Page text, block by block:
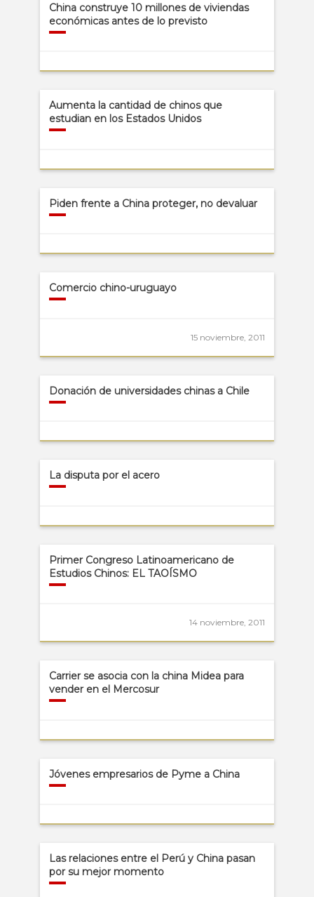
China construye 10 millones de viviendas
económicas antes de lo previsto
Aumenta la cantidad de chinos que
estudian en los Estados Unidos
Piden frente a China proteger, no devaluar
Comercio chino-uruguayo
15 noviembre, 2011
Donación de universidades chinas a Chile
La disputa por el acero
Primer Congreso Latinoamericano de
Estudios Chinos: EL TAOÍSMO
14 noviembre, 2011
Carrier se asocia con la china Midea para
vender en el Mercosur
Jóvenes empresarios de Pyme a China
Las relaciones entre el Perú y China pasan
por su mejor momento